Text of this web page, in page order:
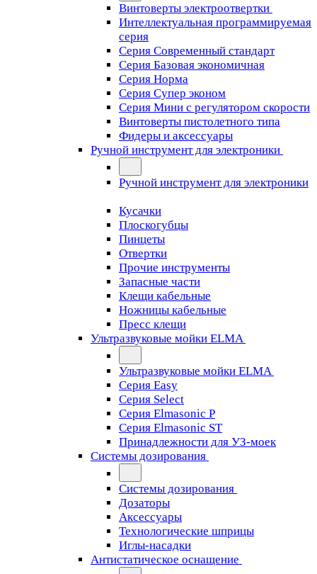
Винтоверты электроотвертки
Интеллектуальная программируемая
серия
Серия Современный стандарт
Серия Базовая экономичная
Серия Норма
Серия Cупер эконом
Серия Мини с регулятором скорости
Винтоверты пистолетного типа
Фидеры и аксессуары
Ручной инструмент для электроники
Ручной инструмент для электроники
Кусачки
Плоскогубцы
Пинцеты
Отвертки
Прочие инструменты
Запасные части
Клещи кабельные
Ножницы кабельные
Пресс клещи
Ультразвуковые мойки ELMA
Ультразвуковые мойки ELMA
Серия Easy
Серия Select
Серия Elmasonic P
Серия Elmasonic ST
Принадлежности для УЗ-моек
Системы дозирования
Системы дозирования
Дозаторы
Аксессуары
Технологические шприцы
Иглы-насадки
Антистатическое оснащение